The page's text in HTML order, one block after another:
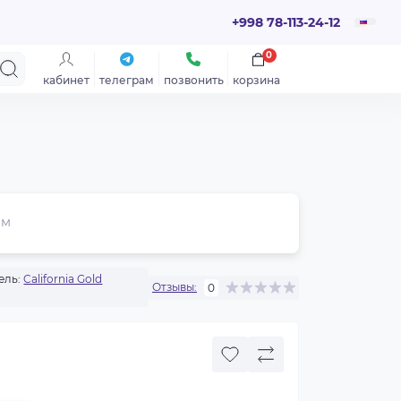
+998 78-113-24-12
кабинет телеграм позвонить корзина
0
California Gold
Отзывы: 0